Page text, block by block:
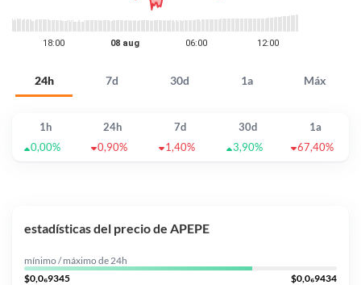
24h 7d 30d 1a Máx
1h 24h 7d 30d
1a
0,00%
0,90% 1,40% 3,90% 67,40%
estadísticas del precio de APEPE
mínimo / máximo de 24h
$0,0₆9345
$0,0₆9434